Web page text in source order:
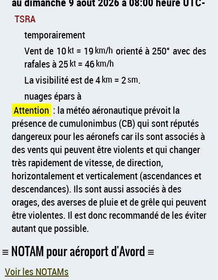
TSRA
temporairement
Vent de 10kt= 19km/h orienté à 250° avec des
rafales à 25kt = 46km/h
La visibilité est de 4km = 2sm.
nuages épars à
Attention : la météo aéronautique prévoit la
présence de cumulonimbus (CB) qui sont réputés
dangereux pour les aéronefs car ils sont associés à
des vents qui peuvent être violents et qui changer
très rapidement de vitesse, de direction,
horizontalement et verticalement (ascendances et
descendances). Ils sont aussi associés à des
orages, des averses de pluie et de grêle qui peuvent
être violentes. Il est donc recommandé de les éviter
autant que possible.
NOTAM pour aéroport d'Avord
Voir les NOTAMs